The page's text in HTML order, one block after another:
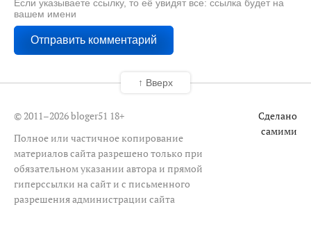
Если указываете ссылку, то её увидят все: ссылка будет на
вашем имени
© 2011–2026 bloger51 18+
Полное или частичное копирование
материалов сайта разрешено только при
обязательном указании автора и прямой
гиперссылки на сайт и с письменного
разрешения администрации сайта
Сделано
самими
↑ Вверх